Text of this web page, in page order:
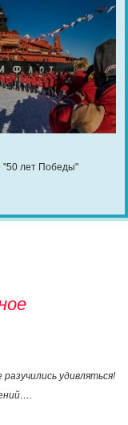
"50 лет Победы"
удивляться!